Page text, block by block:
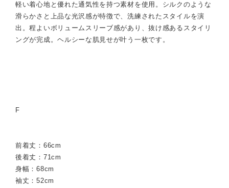
軽い着心地と優れた通気性を持つ素材を使用。シルクのような
滑らかさと上品な光沢感が特徴で、洗練されたスタイルを演
出。程よいボリュームスリーブ感があり、抜け感あるスタイリ
ングが完成。ヘルシーな肌見せが叶う一枚です。
F
前着丈：66cm
後着丈：71cm
身幅：68cm
袖丈：52cm